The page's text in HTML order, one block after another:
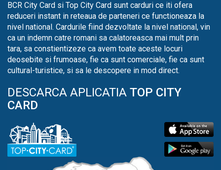
BCR City Card si Top City Card sunt carduri ce iti ofera
reduceri instant in reteaua de parteneri ce functioneaza la
nivel national. Cardurile fiind dezvoltate la nivel national, vin
ca un indemn catre romani sa calatoreasca mai mult prin
tara, sa constientizeze ca avem toate aceste locuri
deosebite si frumoase, fie ca sunt comerciale, fie ca sunt
cultural-turistice, si sa le descopere in mod direct.
DESCARCA APLICATIA TOP CITY
CARD